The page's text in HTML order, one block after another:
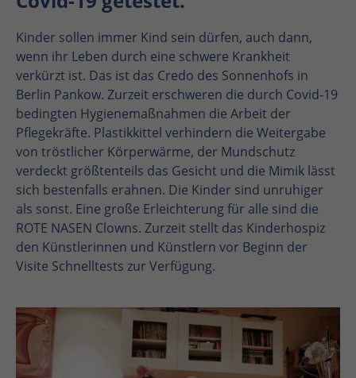
Kinder sollen immer Kind sein dürfen, auch dann,
wenn ihr Leben durch eine schwere Krankheit
verkürzt ist. Das ist das Credo des Sonnenhofs in
Berlin Pankow. Zurzeit erschweren die durch Covid-19
bedingten Hygienemaßnahmen die Arbeit der
Pflegekräfte. Plastikkittel verhindern die Weitergabe
von tröstlicher Körperwärme, der Mundschutz
verdeckt größtenteils das Gesicht und die Mimik lässt
sich bestenfalls erahnen. Die Kinder sind unruhiger
als sonst. Eine große Erleichterung für alle sind die
ROTE NASEN Clowns. Zurzeit stellt das Kinderhospiz
den Künstlerinnen und Künstlern vor Beginn der
Visite Schnelltests zur Verfügung.